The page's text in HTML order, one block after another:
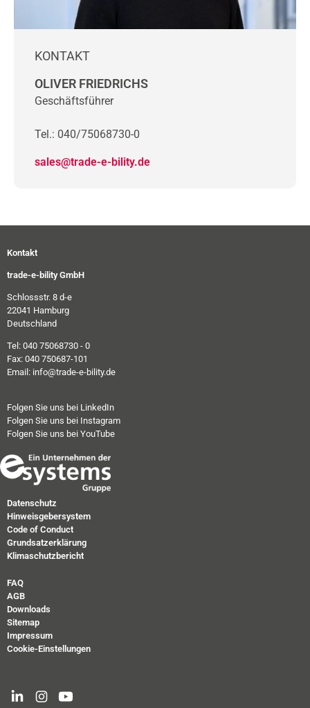
KONTAKT
OLIVER FRIEDRICHS
Geschäftsführer
Tel.: 040/75068730-0
sales@trade-e-bility.de
Kontakt
trade-e-bility GmbH
Schlossstr. 8 d-e
22041 Hamburg
Deutschland
Tel: 040 75068730 - 0
Fax: 040 750687-101
Email: info@trade-e-bility.de
Folgen Sie uns bei LinkedIn
Folgen Sie uns bei Instagram
Folgen Sie uns bei YouTube
Datenschutz
Hinweisgebersystem
Code of Conduct
Grundsatzerklärung
Klimaschutzbericht
FAQ
AGB
Downloads
Sitemap
Impressum
Cookie-Einstellungen